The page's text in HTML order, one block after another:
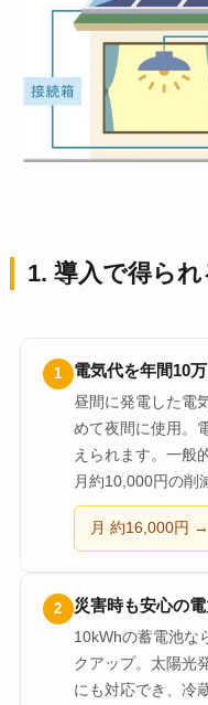
1. 導入で得ら
1 電気代を年間10
昼間に発電した電
めて夜間に使用。
えられます。一般
月約10,000円の削
月 約16,000円
2 災害時も安心の
10kWhの蓄電池な
クアップ。太陽光
にも対応でき、冷